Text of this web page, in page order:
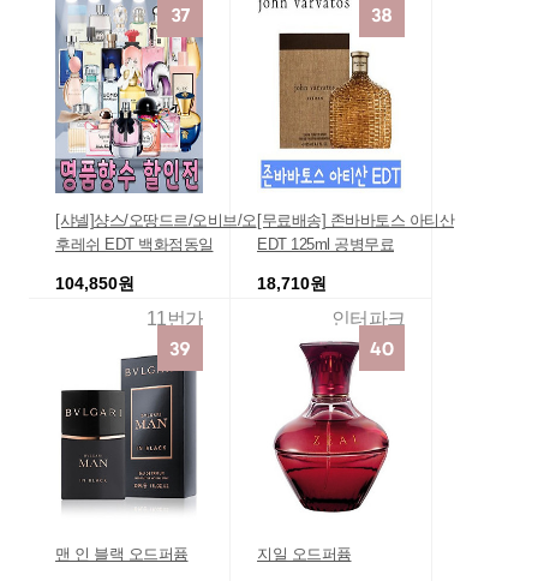
[샤넬]샹스/오땅드르/오비브/오
후레쉬 EDT 백화점동일
104,850원
11번가
[무료배송] 존바바토스 아티산
EDT 125ml 공병무료
18,710원
인터파크
맨 인 블랙 오드퍼퓸 지일 오드퍼퓸